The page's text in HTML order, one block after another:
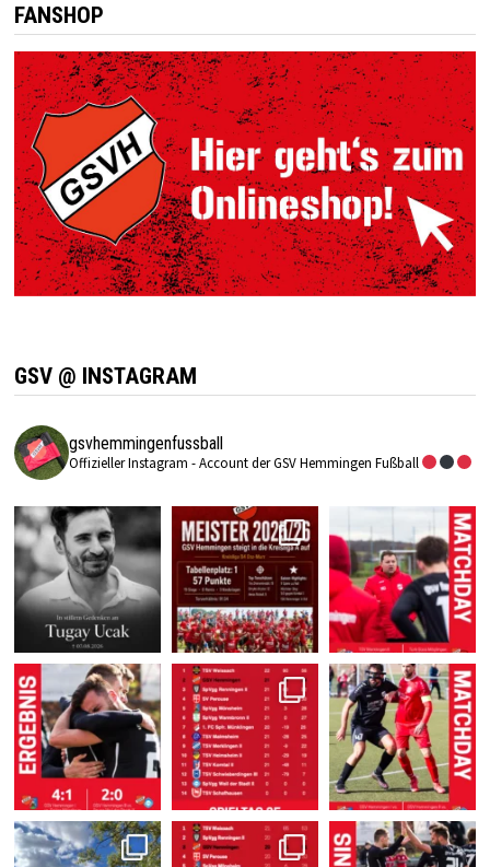
FANSHOP
GSV @ INSTAGRAM
gsvhemmingenfussball
Offizieller Instagram - Account der GSV Hemmingen Fußball